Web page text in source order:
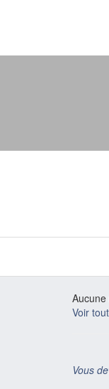
Voir
Vous